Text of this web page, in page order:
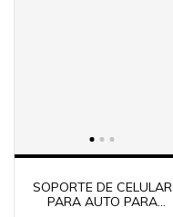
SOPORTE DE CELULAR
PARA AUTO PARA